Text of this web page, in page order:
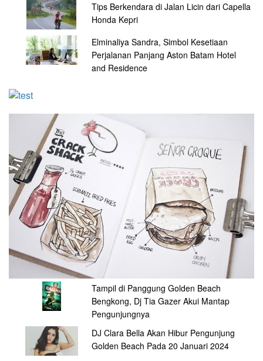
Tips Berkendara di Jalan Licin dari Capella
Honda Kepri
Elminaliya Sandra, Simbol Kesetiaan
Perjalanan Panjang Aston Batam Hotel
and Residence
Tampil di Panggung Golden Beach
Bengkong, Dj Tia Gazer Akui Mantap
Pengunjungnya
DJ Clara Bella Akan Hibur Pengunjung
Golden Beach Pada 20 Januari 2024